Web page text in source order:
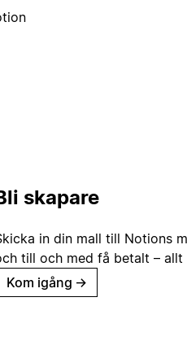
skapare
in din mall till Notions
till och med få betalt – allt
Kom igång →